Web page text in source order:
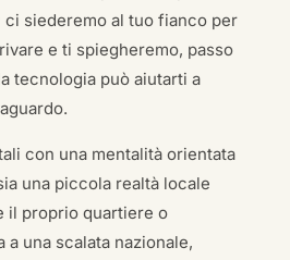
ci siederemo al tuo fianco per
e ti spiegheremo, passo
tecnologia può aiutarti a
con una mentalità orientata
una piccola realtà locale
il proprio quartiere o
a una scalata nazionale,